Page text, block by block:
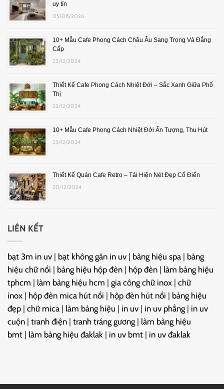
uy tín
05/08/2026
10+ Mẫu Cafe Phong Cách Châu Âu Sang Trọng Và Đẳng
Cấp
23/12/2024
Thiết Kế Cafe Phong Cách Nhiệt Đới – Sắc Xanh Giữa Phố
Thị
23/12/2024
10+ Mẫu Cafe Phong Cách Nhiệt Đới Ấn Tượng, Thu Hút
23/12/2024
Thiết Kế Quán Cafe Retro – Tái Hiện Nét Đẹp Cổ Điển
20/12/2024
LIÊN KẾT
bạt 3m in uv | bạt không gân in uv | bảng hiệu spa | bảng
hiệu chữ nổi | bảng hiệu hộp đèn | hộp đèn | làm bảng hiệu
tphcm | làm bảng hiệu hcm | gia công chữ inox | chữ
inox | hộp đèn mica hút nổi | hộp đèn hút nổi | bảng hiệu
đẹp | chữ mica | làm bảng hiệu | in uv | in uv phẳng | in uv
cuộn | tranh điện | tranh tráng gương | làm bảng hiệu
bmt | làm bảng hiệu đaklak | in uv bmt | in uv đaklak